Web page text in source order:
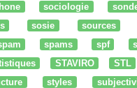
sociologie
sosie sources
spams spf
STAVIRO STL
styles